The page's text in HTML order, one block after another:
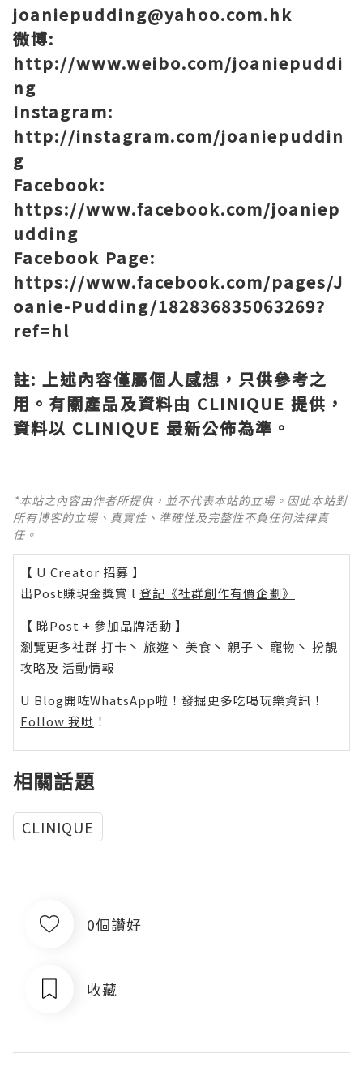
joaniepudding@yahoo.com.hk
微博:
http://www.weibo.com/joaniepuddi
ng
Instagram:
http://instagram.com/joaniepuddin
g
Facebook:
https://www.facebook.com/joaniep
udding
Facebook Page:
https://www.facebook.com/pages/J
oanie-Pudding/182836835063269?
ref=hl
註: 上述內容僅屬個人感想，只供參考之
用。有關產品及資料由 CLINIQUE 提供，
資料以 CLINIQUE 最新公佈為準。
*本站之內容由作者所提供，並不代表本站的立場。因此本站對
所有博客的立場、真實性、準確性及完整性不負任何法律責
任。
【 U Creator 招募 】
出Post賺現金獎賞 l 登記《社群創作有價企劃》
【 睇Post + 參加品牌活動 】
瀏覽更多社群 打卡 丶 旅遊 丶 美食 丶 親子 丶 寵物 丶 扮靚
攻略及 活動情報
U Blog開咗WhatsApp啦！發掘更多吃喝玩樂資訊！
Follow 我哋 ！
相關話題
CLINIQUE
0個讚好
收藏